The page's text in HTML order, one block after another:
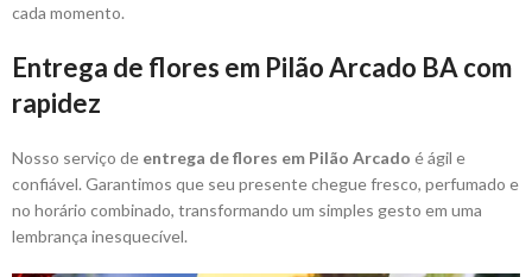
cada momento.
Entrega de flores em Pilão Arcado BA com
rapidez
Nosso serviço de entrega de flores em Pilão Arcado é ágil e
confiável. Garantimos que seu presente chegue fresco, perfumado e
no horário combinado, transformando um simples gesto em uma
lembrança inesquecível.